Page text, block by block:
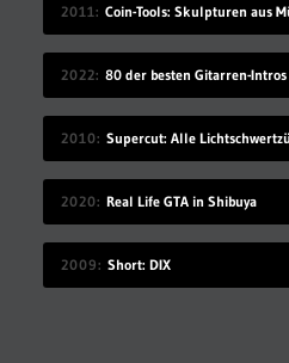
2011 Coin-Tools: Skulpturen aus
2022
2010
2020 Real Life GTA in Shibuya
2009 Short: DIX